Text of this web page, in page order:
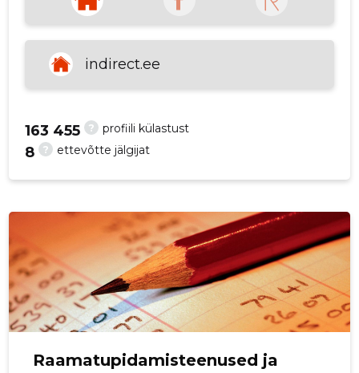
indirect.ee
? profiili külastust
163 455
? ettevõtte jälgijat
8
Raamatupidamisteenused ja